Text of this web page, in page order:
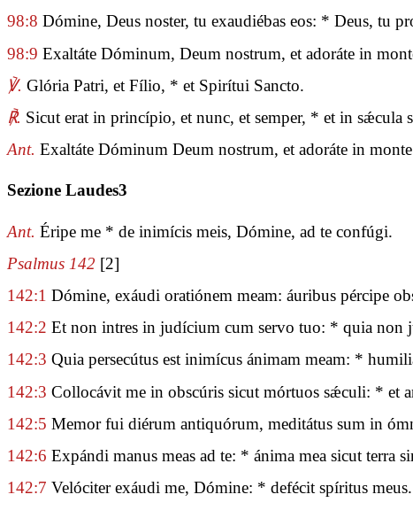
98:8 Dómine, Deus noster, tu exaudiébas eos: * Deus, tu
98:9 Exaltáte Dóminum, Deum nostrum, et adoráte in
℣. Glória Patri, et Fílio, * et Spirítui Sancto.
℟. Sicut erat in princípio, et nunc, et semper, * et in sǽcula
Ant. Exaltáte Dóminum Deum nostrum, et adoráte in monte
Sezione Laudes3
Ant. Éripe me * de inimícis meis, Dómine, ad te confúgi.
Psalmus 142 [2]
142:1 Dómine, exáudi oratiónem meam: áuribus pércipe
142:2 Et non intres in judícium cum servo tuo: * quia non
142:3 Quia persecútus est inimícus ánimam meam: *
142:3 Collocávit me in obscúris sicut mórtuos sǽculi: * et
142:5 Memor fui diérum antiquórum, meditátus sum in
142:6 Expándi manus meas ad te: * ánima mea sicut terra
142:7 Velóciter exáudi me, Dómine: * defécit spíritus meus.